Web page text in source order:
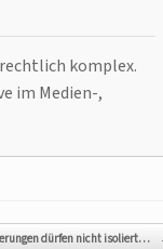
komplex.
im Medien-,
dürfen nicht isoliert…